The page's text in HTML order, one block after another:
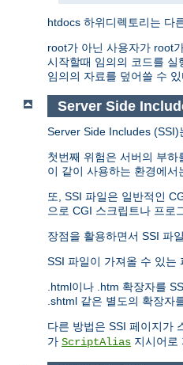
htdocs 하위디렉토리는 다
root가 아닌 사용자가 root
시작할때 임의의 코드를
임의의 자료를 덮어쓸 수
Server Side
Server Side Includes (SSI)
첫번째 위험은 서버의 부
이 같이 사용하는 환경에서
또, SSI 파일은 일반적인
으로 CGI 스크립트나 프로
장점을 활용하면서 SSI 파
SSI 파일이 가져올 수 있는
.html이나 .htm 확장자를
.shtml 같은 별도의 확장자
다른 방법은 SSI 페이지가
가 ScriptAlias 지시어로